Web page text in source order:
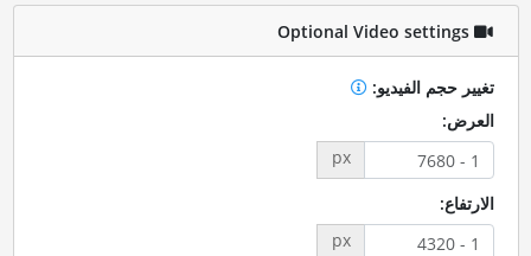
Optional Video settings
تغيير حجم الفيديو:
العرض:
px
الارتفاع:
px